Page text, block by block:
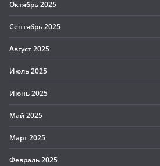
Октябрь 2025
Сентябрь 2025
Август 2025
Июль 2025
Июнь 2025
Май 2025
Март 2025
Февраль 2025